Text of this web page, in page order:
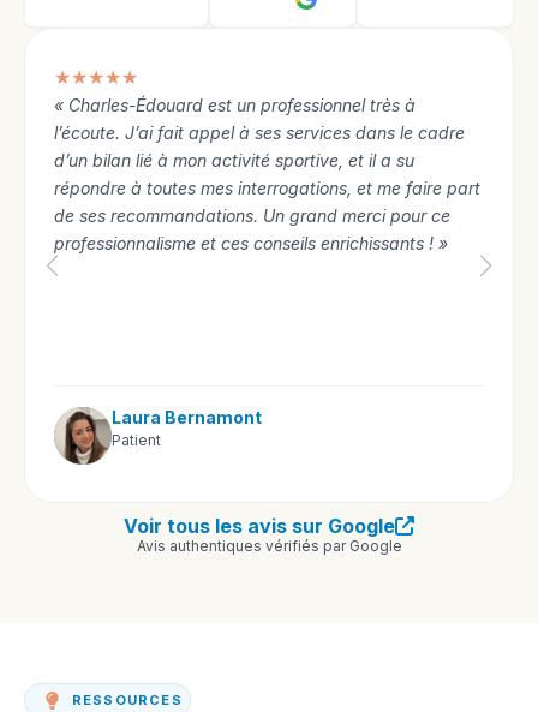
★★★★★
« Charles-Édouard est un professionnel très à
l’écoute. J’ai fait appel à ses services dans le cadre
d’un bilan lié à mon activité sportive, et il a su
répondre à toutes mes interrogations, et me faire part
de ses recommandations. Un grand merci pour ce
professionnalisme et ces conseils enrichissants ! »
Laura Bernamont
Patient
Voir tous les avis sur Google
Avis authentiques vérifiés par Google
RESSOURCES